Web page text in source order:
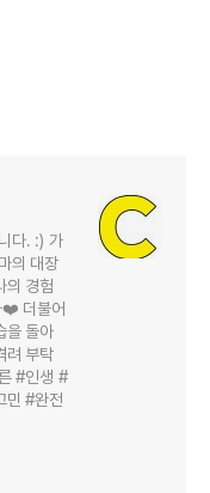
다. :) 가
의 대장
의 경험
❤️ 더불어
을 돌아
려 부탁
#인생 #
민 #완전